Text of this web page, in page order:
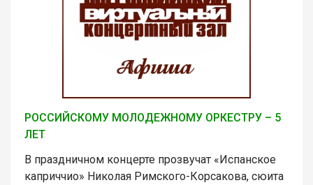
РОССИЙСКОМУ МОЛОДЕЖНОМУ ОРКЕСТРУ – 5
ЛЕТ
В праздничном концерте прозвучат «Испанское
каприччио» Николая Римского-Корсакова, сюита